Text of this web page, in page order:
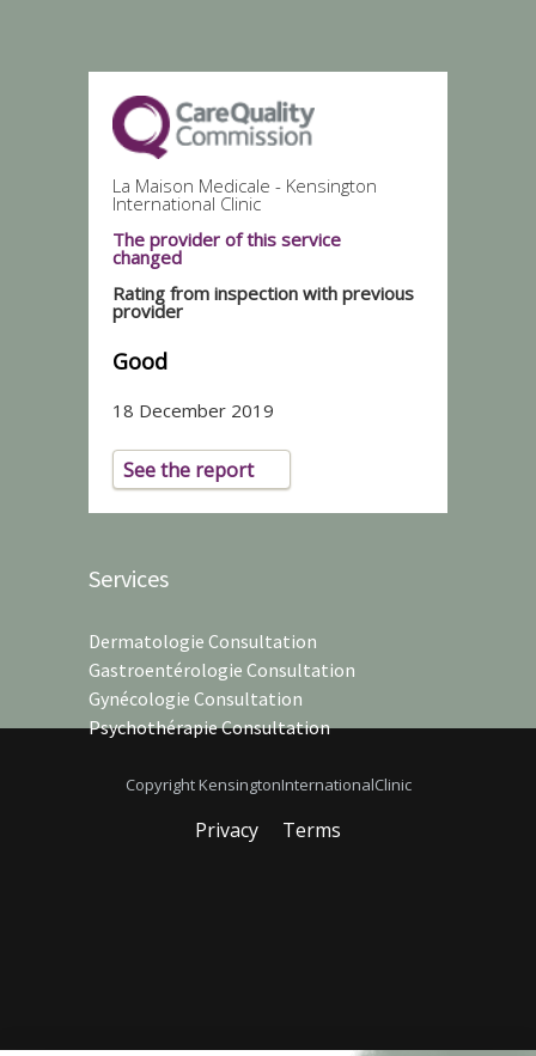
La Maison Medicale - Kensington
International Clinic
The provider of this service
changed
Rating from inspection with previous
provider
Good
18 December 2019
See the report
Services
Dermatologie Consultation
Gastroentérologie Consultation
Gynécologie Consultation
Psychothérapie Consultation
Copyright KensingtonInternationalClinic
Privacy Terms